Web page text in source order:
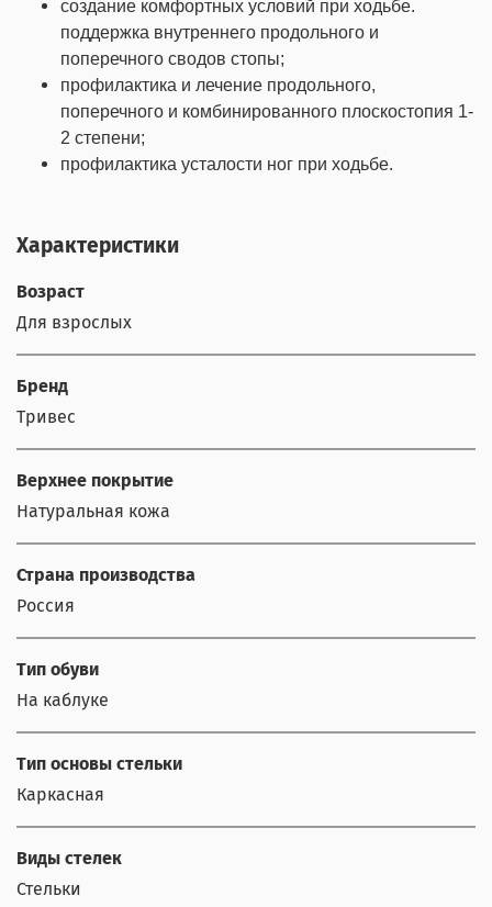
создание комфортных условий при ходьбе.
поддержка внутреннего продольного и
поперечного сводов стопы;
профилактика и лечение продольного,
поперечного и комбинированного плоскостопия 1-
2 степени;
профилактика усталости ног при ходьбе.
Характеристики
Возраст
Для взрослых
Бренд
Тривес
Верхнее покрытие
Натуральная кожа
Страна производства
Россия
Тип обуви
На каблуке
Тип основы стельки
Каркасная
Виды стелек
Стельки